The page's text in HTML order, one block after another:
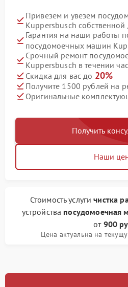
Привезем и увезем
Kuppersbusch собственной
Гарантия на наши работы
посудомоечных машин
Срочный ремонт
Kuppersbusch в течении
Скидка для вас до 20%
Получите 1500 рублей на
Оригинальные
Получить
Наши
Стоимость услугичистка
устройства посудомоечная
от 900
Цена актуальна на